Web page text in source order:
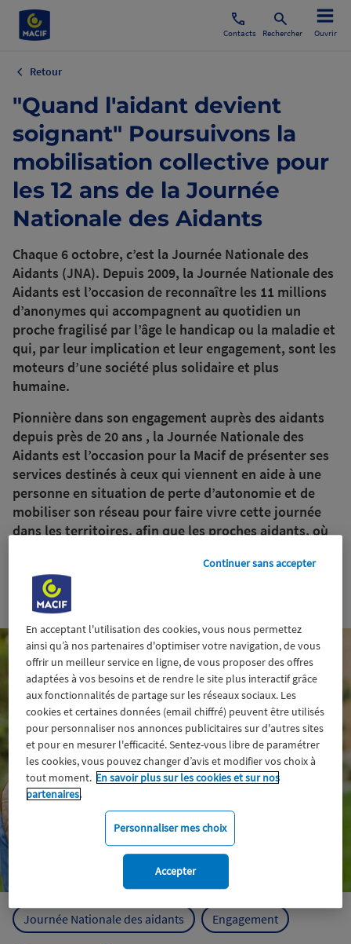
Contacts Rechercher Ouvrir
Retour
"Quand l'aidant devient
soignant" Poursuivons la
mobilisation collective pour
les 12 ans de la Journée
Nationale des Aidants
Chaque 6 octobre, c’est la Journée Nationale des
Aidants (JNA). Depuis 2009, la Journée Nationale des
Aidants est l’occasion de reconnaître les 11 millions
d’anonymes qui accompagnent au quotidien un
proche fragilisé par l’âge le handicap ou la maladie et
qui, par leur implication et leur engagement, sont les
moteurs d’une société plus solidaire et plus
humaine.
Pionnière dans son engagement auprès des aidants
depuis près de 20 ans , la Journée Nationale des
Aidants est l’occasion pour la Macif de présenter ses
services destinés à ceux qui viennent en aide à une
personne en situation de perte d’autonomie et de
mobiliser son réseau pour faire vivre cette journée
dans les territoires, afin que les proches aidants, où
28 septembre 2021
Journée Nationale des aidants Engagement
En acceptant l'utilisation des cookies, vous nous permettez
ainsi qu’à nos partenaires d'optimiser votre navigation, de vous
offrir un meilleur service en ligne, de vous proposer des offres
adaptées à vos besoins et de rendre le site plus interactif grâce
aux fonctionnalités de partage sur les réseaux sociaux. Les
cookies et certaines données (email chiffré) peuvent être utilisés
pour personnaliser nos annonces publicitaires sur d'autres sites
et pour en mesurer l'efficacité. Sentez-vous libre de paramétrer
les cookies, vous pouvez changer d’avis et modifier vos choix à
tout moment. En savoir plus sur les cookies et sur nos
partenaires.
Personnaliser mes choix
Continuer sans accepter
Accepter